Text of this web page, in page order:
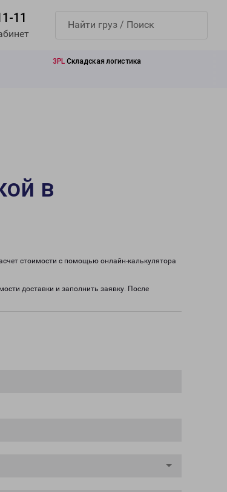
11
3PL Складская логистика
в
стоимости с помощью онлайн-калькулятора
доставки и заполнить заявку. После